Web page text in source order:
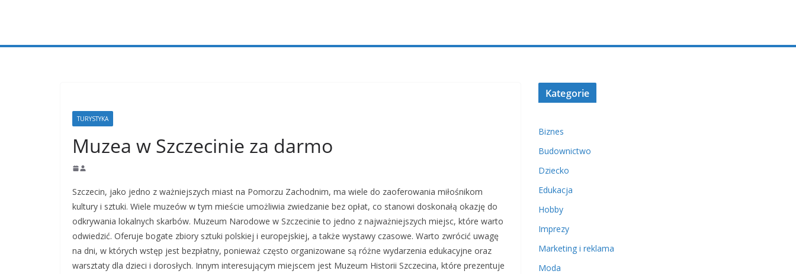
TURYSTYKA
Muzea w Szczecinie za darmo
Szczecin, jako jedno z ważniejszych miast na Pomorzu Zachodnim, ma wiele do zaoferowania miłośnikom
kultury i sztuki. Wiele muzeów w tym mieście umożliwia zwiedzanie bez opłat, co stanowi doskonałą okazję do
odkrywania lokalnych skarbów. Muzeum Narodowe w Szczecinie to jedno z najważniejszych miejsc, które warto
odwiedzić. Oferuje bogate zbiory sztuki polskiej i europejskiej, a także wystawy czasowe. Warto zwrócić uwagę
na dni, w których wstęp jest bezpłatny, ponieważ często organizowane są różne wydarzenia edukacyjne oraz
warsztaty dla dzieci i dorosłych. Innym interesującym miejscem jest Muzeum Historii Szczecina, które prezentuje
Kategorie
Biznes
Budownictwo
Dziecko
Edukacja
Hobby
Imprezy
Marketing i reklama
Moda